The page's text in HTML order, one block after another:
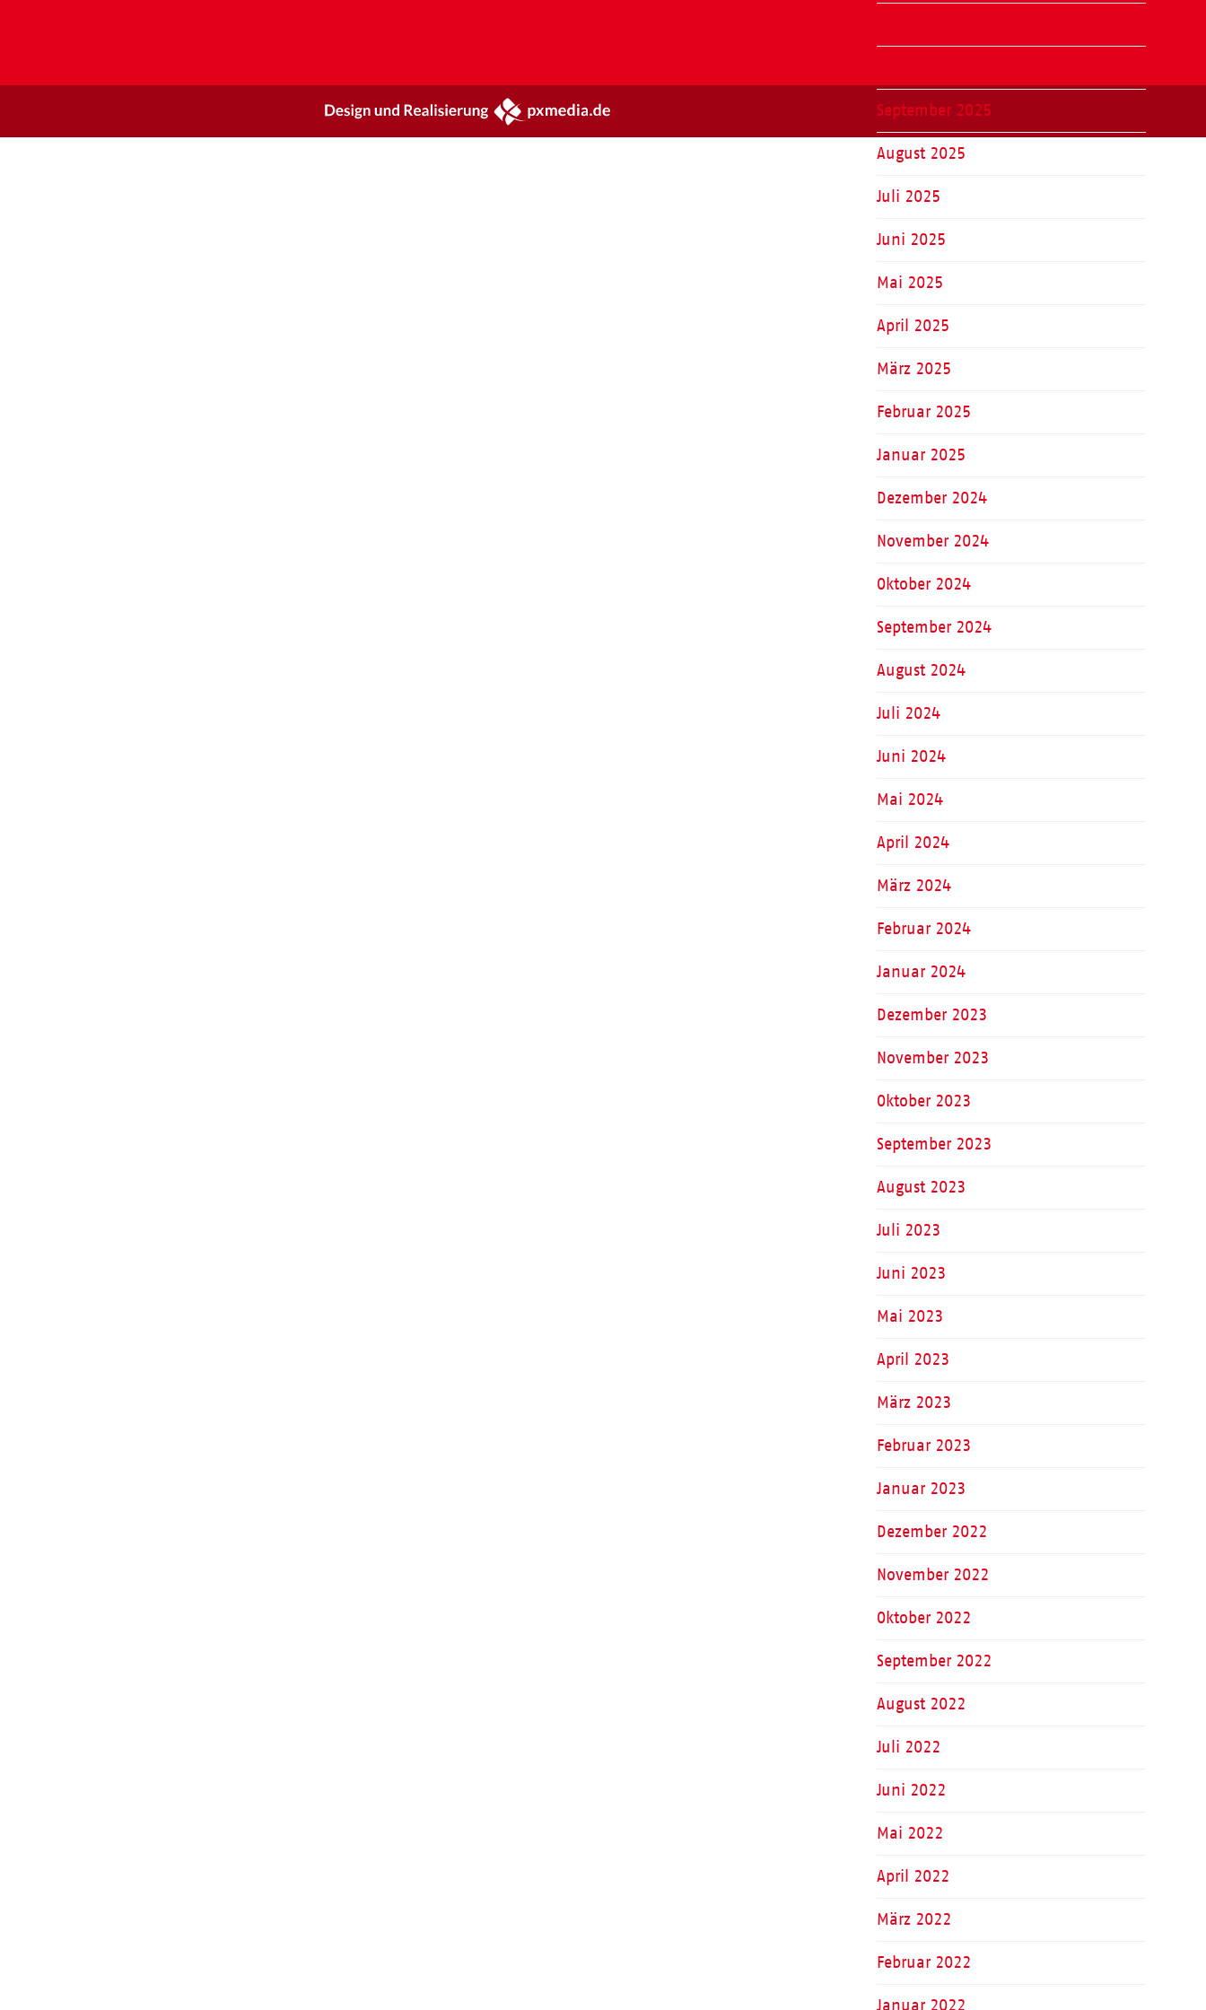
September 2025
August 2025
Juli 2025
Juni 2025
Mai 2025
April 2025
März 2025
Februar 2025
Januar 2025
Dezember 2024
November 2024
Oktober 2024
September 2024
August 2024
Juli 2024
Juni 2024
Mai 2024
April 2024
März 2024
Februar 2024
Januar 2024
Dezember 2023
November 2023
Oktober 2023
September 2023
August 2023
Juli 2023
Juni 2023
Mai 2023
April 2023
März 2023
Februar 2023
Januar 2023
Dezember 2022
November 2022
Oktober 2022
September 2022
August 2022
Juli 2022
Juni 2022
Mai 2022
April 2022
März 2022
Februar 2022
Januar 2022